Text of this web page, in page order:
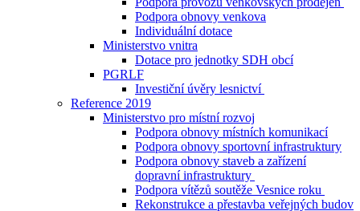
Podpora obnovy venkova
Individuální dotace
Ministerstvo vnitra
Dotace pro jednotky SDH obcí
PGRLF
Investiční úvěry lesnictví
Reference 2019
Ministerstvo pro místní rozvoj
Podpora obnovy místních komunikací
Podpora obnovy sportovní infrastruktury
Podpora obnovy staveb a zařízení
dopravní infrastruktury
Podpora vítězů soutěže Vesnice roku
Rekonstrukce a přestavba veřejných budov